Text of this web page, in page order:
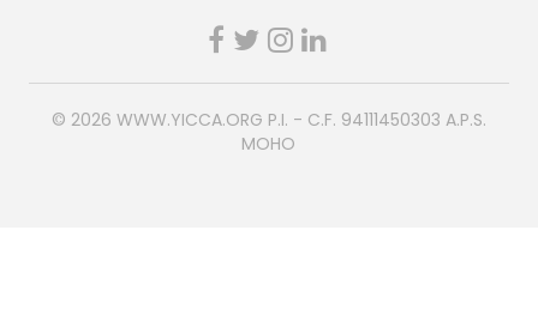
© 2026 WWW.YICCA.ORG P.I. - C.F. 94111450303 A.P.S.
MOHO